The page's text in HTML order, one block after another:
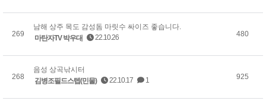
269
남해 상주 목도 감성돔 마릿수 싸이즈 좋습니다.
마탄자TV 박우대
22.10.26 480
268
음성 상곡낚시터
김병조필드스텝(민물)
22.10.17 1 925